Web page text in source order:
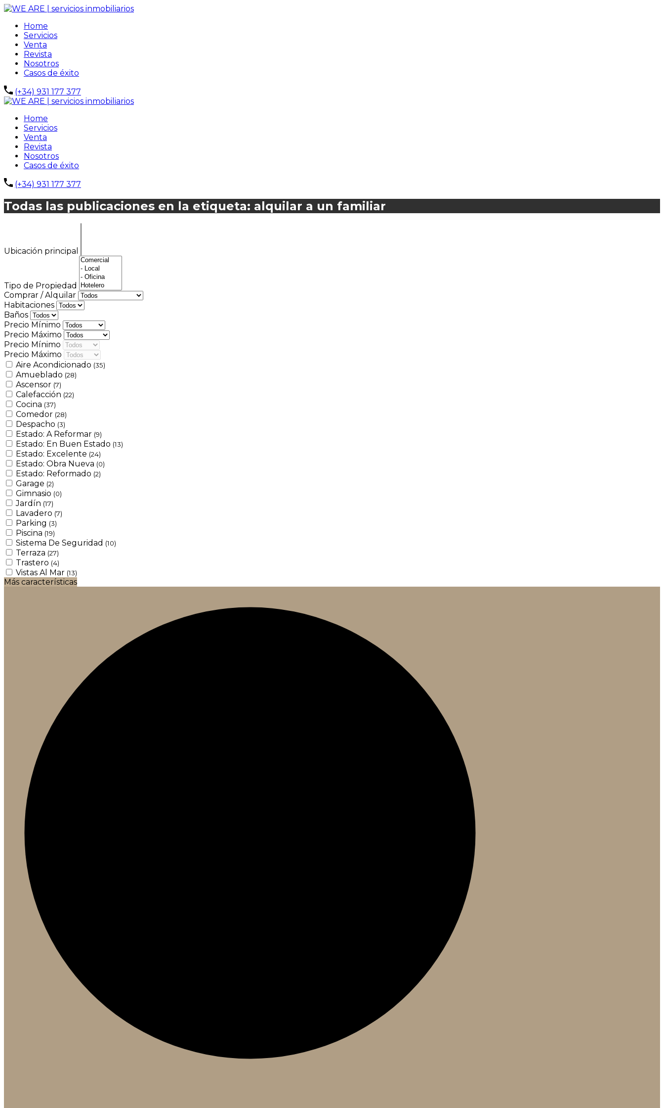
Home
Servicios
Venta
Revista
Nosotros
Casos de éxito
(+34) 931 177 377
Home
Servicios
Venta
Revista
Nosotros
Casos de éxito
(+34) 931 177 377
Todas las publicaciones en la etiqueta: alquilar a un familiar
Ubicación principal
Tipo de Propiedad
Comprar / Alquilar
Habitaciones
Baños
Precio Mínimo
Precio Máximo
Precio Mínimo
Precio Máximo
Aire Acondicionado (35)
Amueblado (28)
Ascensor (7)
Calefacción (22)
Cocina (37)
Comedor (28)
Despacho (3)
Estado: A Reformar (9)
Estado: En Buen Estado (13)
Estado: Excelente (24)
Estado: Obra Nueva (0)
Estado: Reformado (2)
Garage (2)
Gimnasio (0)
Jardín (17)
Lavadero (7)
Parking (3)
Piscina (19)
Sistema De Seguridad (10)
Terraza (27)
Trastero (4)
Vistas Al Mar (13)
Más características